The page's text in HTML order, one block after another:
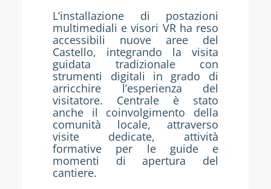
L’installazione di postazioni
multimediali e visori VR ha reso
accessibili nuove aree del
Castello, integrando la visita
guidata tradizionale con
strumenti digitali in grado di
arricchire l’esperienza del
visitatore. Centrale è stato
anche il coinvolgimento della
comunità locale, attraverso
visite dedicate, attività
formative per le guide e
momenti di apertura del
cantiere.